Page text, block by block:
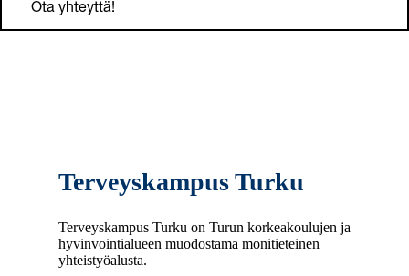
Ota yhteyttä!
Terveyskampus Turku
Terveyskampus Turku on Turun korkeakoulujen ja
hyvinvointialueen muodostama monitieteinen
yhteistyöalusta.